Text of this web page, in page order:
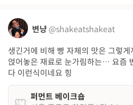
변냥@shakeatshakeat
생긴거에 비해 빵 자체의 맛은 그렇
얹어놓은 재료로 눈가림하는… 요즘
다 이런식이네요 힝
퍼먼트 베이크숍